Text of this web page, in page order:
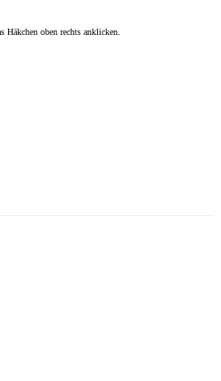
Häkchen oben rechts anklicken.